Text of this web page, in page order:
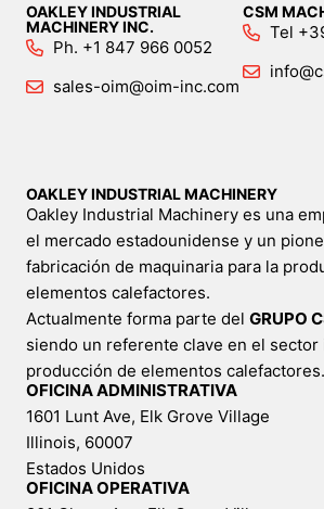
OAKLEY INDUSTRIAL
MACHINERY INC.
Ph. +1 847 966 0052
sales-oim@oim-inc.com
CSM
Tel
OAKLEY INDUSTRIAL MACHINERY
Oakley Industrial Machinery es una
el mercado estadounidense y un
fabricación de maquinaria para la
elementos calefactores.
Actualmente forma parte del GRUPO
siendo un referente clave en el
producción de elementos calefactores.
OFICINA ADMINISTRATIVA
1601 Lunt Ave, Elk Grove Village
Illinois, 60007
Estados Unidos
OFICINA OPERATIVA